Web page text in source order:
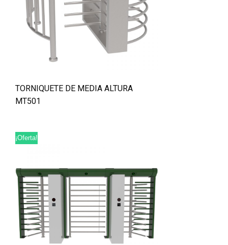
TORNIQUETE DE MEDIA ALTURA
MT501
¡Oferta!